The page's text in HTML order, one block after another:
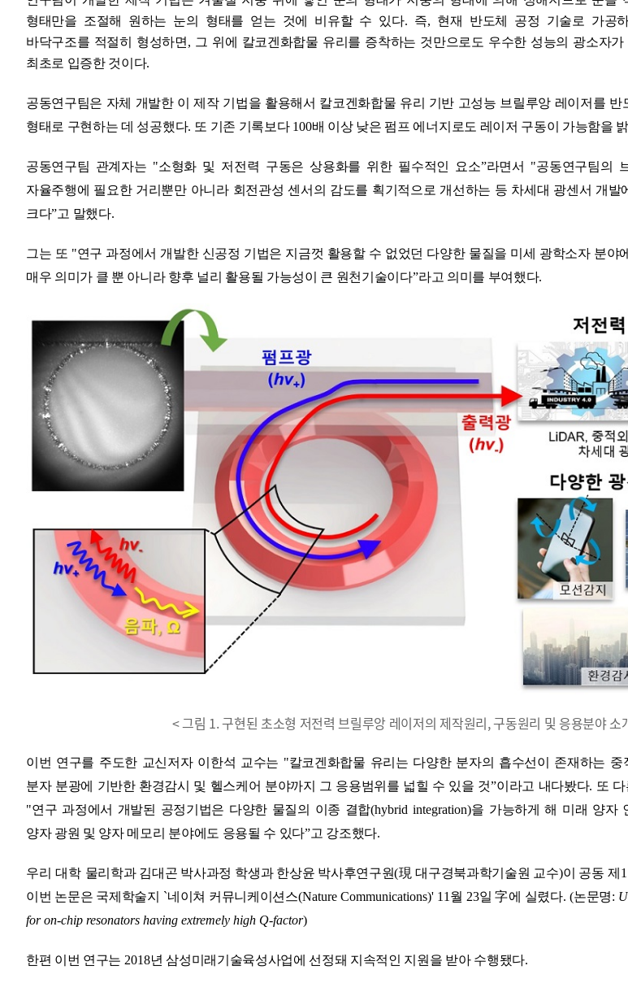
형태만을 조절해 원하는 눈의 형태를 얻는 것에 비유할 수 있다. 즉, 현재 반도체 공정 기술로 가공
바닥구조를 적절히 형성하면 , 그 위에 칼코겐화합물 유리를 증착하는 것만으로도 우수한 성능의 광소자
최초로 입증한 것이다.
공동연구팀은 자체 개발한 이 제작 기법을 활용해서 칼코겐화합물 유리 기반 고성능 브릴루앙 레이저를 반
형태로 구현하는 데 성공했다. 또 기존 기록보다 100배 이상 낮은 펌프 에너지로도 레이저 구동이 가능함을
공동연구팀 관계자는 "소형화 및 저전력 구동은 상용화를 위한 필수적인 요소ˮ라면서 "공동연구팀의
자율주행에 필요한 거리뿐만 아니라 회전관성 센서의 감도를 획기적으로 개선하는 등 차세대 광센서 개발
크다ˮ고 말했다.
그는 또 "연구 과정에서 개발한 신공정 기법은 지금껏 활용할 수 없었던 다양한 물질을 미세 광학소자 분야
매우 의미가 클 뿐 아니라 향후 널리 활용될 가능성이 큰 원천기술이다ˮ라고 의미를 부여했다.
< 그림 1. 구현된 초소형 저전력 브릴루앙 레이저의 제작원리, 구동원리 및 응용분야 소
이번 연구를 주도한 교신저자 이한석 교수는 "칼코겐화합물 유리는 다양한 분자의 흡수선이 존재하는 중
분자 분광에 기반한 환경감시 및 헬스케어 분야까지 그 응용범위를 넓힐 수 있을 것ˮ이라고 내다봤다. 또
"연구 과정에서 개발된 공정기법은 다양한 물질의 이종 결합(hybrid integration)을 가능하게 해 미래 양자
양자 광원 및 양자 메모리 분야에도 응용될 수 있다ˮ고 강조했다.
우리 대학 물리학과 김대곤 박사과정 학생과 한상윤 박사후연구원(現대구경북과학기술원 교수)이 공동 제 1
이번 논문은 국제학술지 `네이쳐 커뮤니케이션스(Nature Communications)' 11 월 23일字에 실렸다. (논문명:
for on-chip resonators having extremely high Q-factor)
한편 이번 연구는 2018년 삼성미래기술육성사업에 선정돼 지속적인 지원을 받아 수행됐다.